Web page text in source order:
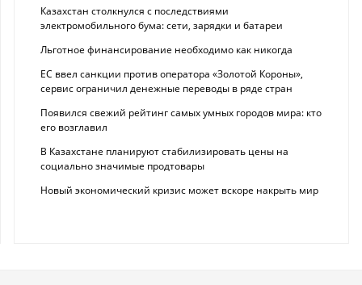
Казахстан столкнулся с последствиями
электромобильного бума: сети, зарядки и батареи
Льготное финансирование необходимо как никогда
ЕС ввел санкции против оператора «Золотой Короны»,
сервис ограничил денежные переводы в ряде стран
Появился свежий рейтинг самых умных городов мира: кто
его возглавил
В Казахстане планируют стабилизировать цены на
социально значимые продтовары
Новый экономический кризис может вскоре накрыть мир